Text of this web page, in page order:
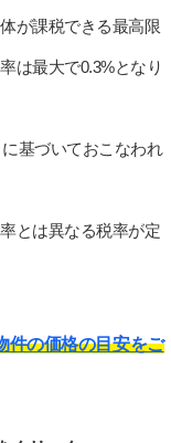
が課税できる最高限
は最大で0.3%となり
基づいておこなわれ
とは異なる税率が定
件の価格の目安をご